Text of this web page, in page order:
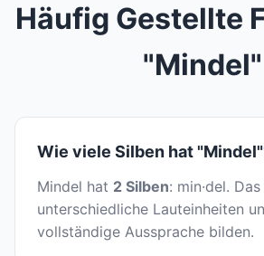
Häufig Gestellte
"Mindel"
Wie viele Silben hat
Mindel hat 2 Silben: min·del.
unterschiedliche Lauteinheiten
vollständige Aussprache bilden.